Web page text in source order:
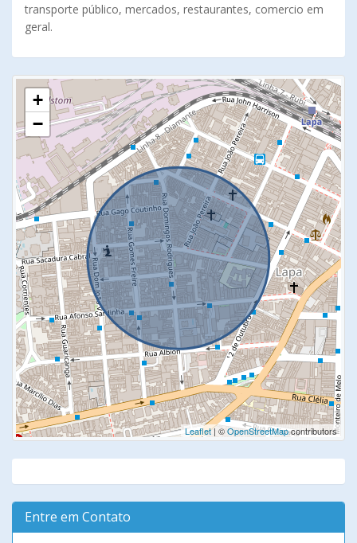
transporte público, mercados, restaurantes, comercio em
geral.
+
−
Leaflet| ©OpenStreetMapcontributors
Entre em Contato